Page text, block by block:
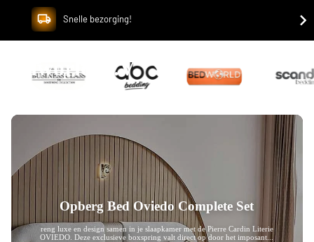
Snelle bezorging!
Bedworld B.V.
Opberg Bed Genova LED Complete Set
Creëer een stijlvolle en rustgevende sfeer in je slaapkamer met de Pierre
Cardin Literie GENOVA LED. Dit moderne boxspringbed is voorzien ...